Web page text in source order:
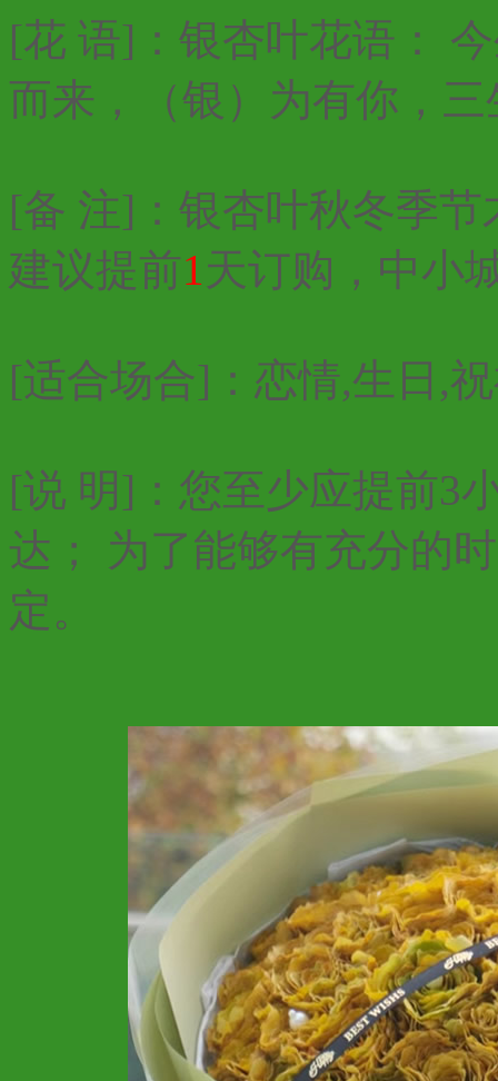
[花 语]：银杏叶花语：
而来，（银）为有你，
[备 注]：银杏叶秋冬季
建议提前1天订购，中小
[适合场合]：恋情,生日,
[说 明]：您至少应提前3
达； 为了能够有充分的
定。